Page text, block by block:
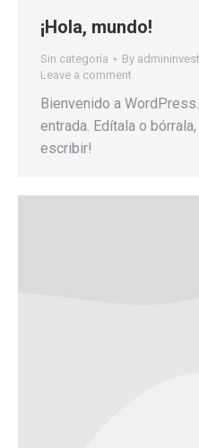
¡Hola, mundo!
Sin categoría By
Leave a comment
Bienvenido a
entrada. Edítala o
escribir!